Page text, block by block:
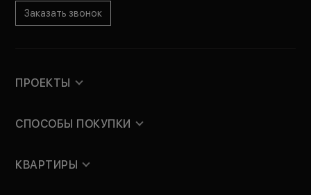
Заказать звонок
ПРОЕКТЫ
СПОСОБЫ ПОКУПКИ
КВАРТИРЫ